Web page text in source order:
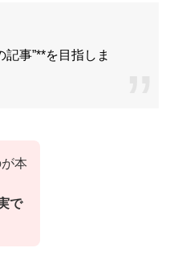
事”**を目指しま
本
で